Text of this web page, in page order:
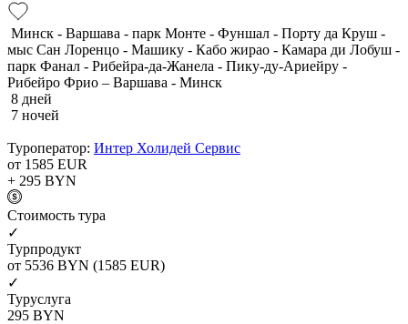
Минск - Варшава - парк Монте - Фуншал - Порту да Круш -
мыс Сан Лоренцо - Машику - Кабо жирао - Камара ди Лобуш -
парк Фанал - Рибейра-да-Жанела - Пику-ду-Ариейру -
Рибейро Фрио – Варшава - Минск
8 дней
7 ночей
Туроператор: Интер Холидей Сервис
от 1585 EUR
+ 295 BYN
Cтоимость тура
✓
Турпродукт
от 5536 BYN (1585 EUR)
✓
Туруслуга
295 BYN